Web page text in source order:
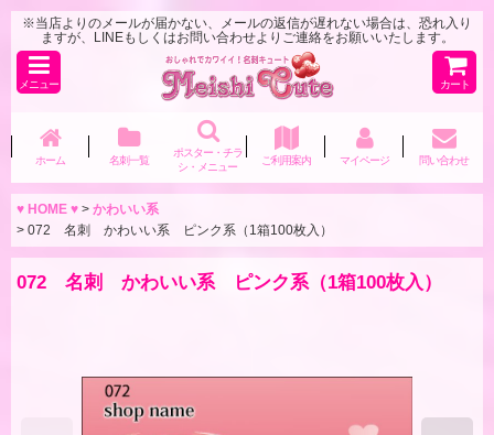
※当店よりのメールが届かない、メールの返信が遅れない場合は、恐れ入り
ますが、LINEもしくはお問い合わせよりご連絡をお願いいたします。
メニュー カート
ホーム 名刺一覧
ポスター・チラ
シ・メニュー
ご利用案内 マイページ 問い合わせ
♥ HOME ♥ > かわいい系
> 072 名刺 かわいい系 ピンク系（1箱100枚入）
072 名刺 かわいい系 ピンク系（1箱100枚入）